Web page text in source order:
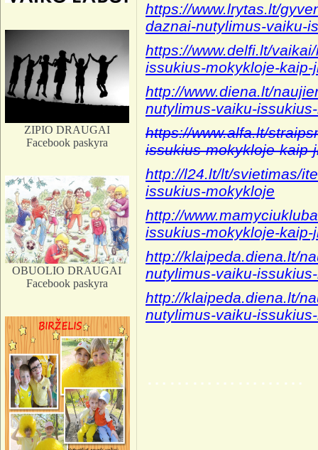
ZIPIO DRAUGAI
Facebook paskyra
OBUOLIO DRAUGAI
Facebook paskyra
https://www.lrytas.lt/
daznai-nutylimus-vaiku-
https://www.delfi.lt/
issukius-mokykloje-
http://www.diena.lt/
nutylimus-vaiku-
https://www.alfa.lt/
issukius-mokykloje-kaip-
http://l24.lt/lt/svietimas/
issukius-mokykloje
http://
issukius-mokykloje-
http://klaipeda.diena.lt/
nutylimus-vaiku-
http://klaipeda.diena.lt/
nutylimus-vaiku-